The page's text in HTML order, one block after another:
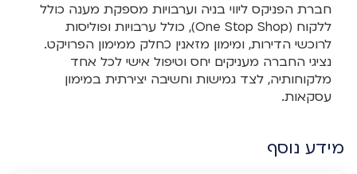
חברת הפניקס ליווי בניה וערבויות מספקת מענה כולל
ללקוח (One Stop Shop), כולל ערבויות ופוליסות
לרוכשי הדירות, ומימון מזאנין כחלק ממימון הפרויקט.
נציגי החברה מעניקים יחס וטיפול אישי לכל אחד
מלקוחותיה, לצד גמישות וחשיבה יצירתית במימון
עסקאות.
מידע נוסף